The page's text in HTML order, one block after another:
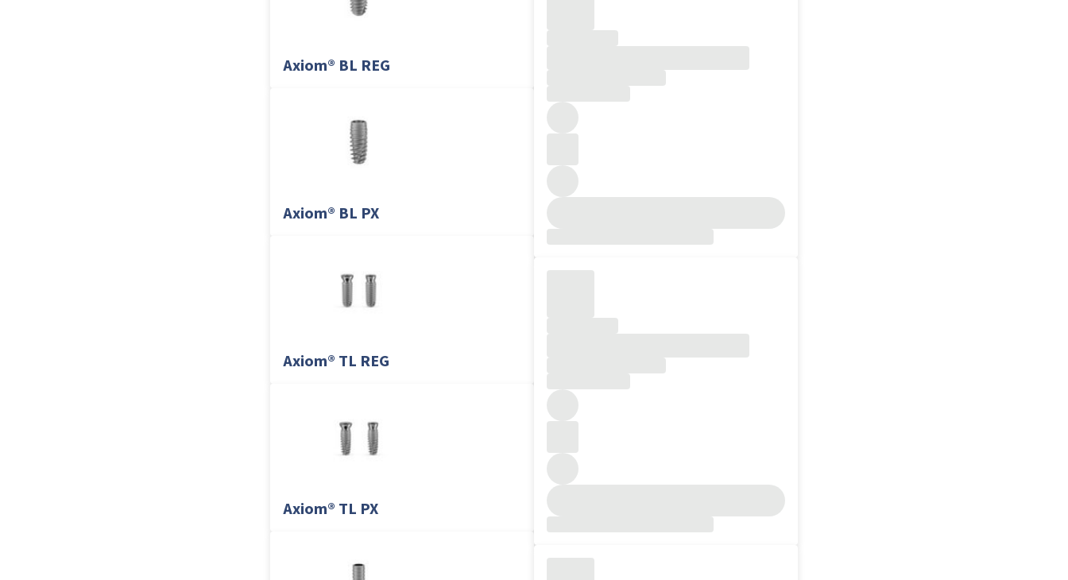
Axiom® BL REG
Axiom® BL PX
Axiom® TL REG
Axiom® TL PX